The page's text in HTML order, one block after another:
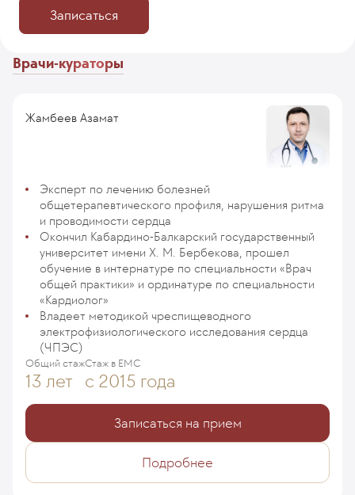
Записаться
Врачи-кураторы
Жамбеев Азамат
Эксперт по лечению болезней
общетерапевтического профиля, нарушения ритма
и проводимости сердца
Окончил Кабардино-Балкарский государственный
университет имени Х. М. Бербекова, прошел
обучение в интернатуре по специальности «Врач
общей практики» и ординатуре по специальности
«Кардиолог»
Владеет методикой чреспищеводного
электрофизиологического исследования сердца
(ЧПЭС)
Общий стаж
13 лет
Стаж в ЕМС
с 2015 года
Записаться на прием
Подробнее